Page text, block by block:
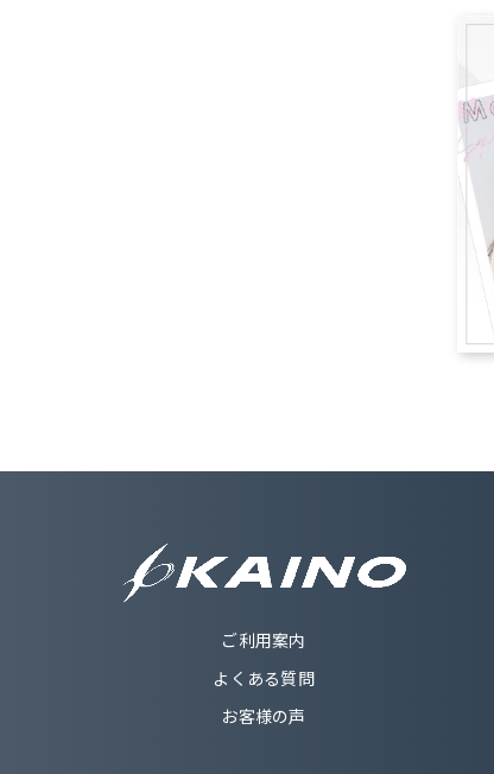
ご利用案内
よくある質問
お客様の声